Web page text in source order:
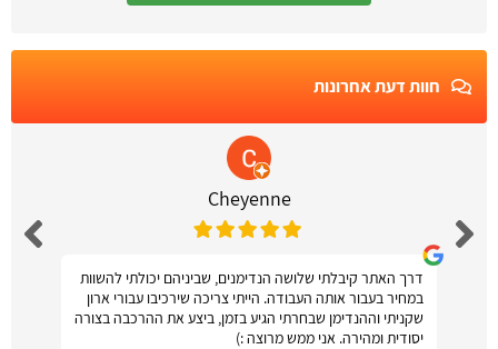
חוות דעת אחרונות
Cheyenne
דרך האתר קיבלתי שלושה הנדימנים, שביניהם יכולתי להשוות
במחיר בעבור אותה העבודה. הייתי צריכה שירכיבו עבורי ארון
שקניתי וההנדימן שבחרתי הגיע בזמן, ביצע את ההרכבה בצורה
יסודית ומהירה. אני ממש מרוצה :)